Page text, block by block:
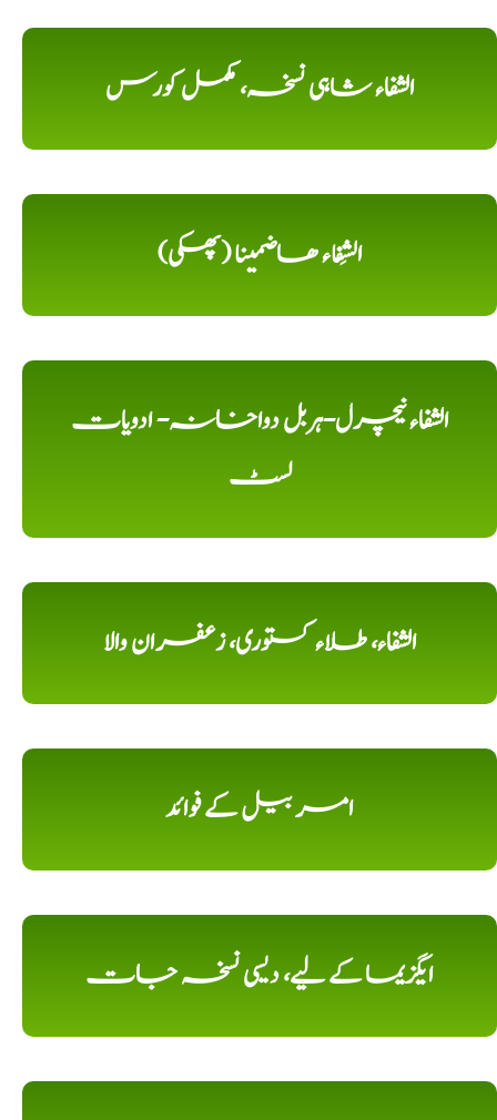
الشفاء شاہی نسخہ، مکمل کورس
الشِفاء ھاضمینا (پھکی)
الشفاء نیچرل-ہربل دواخانہ- ادویات
لسٹ
الشفاء، طلاء کستوری، زعفران والا
امر بیل کے فوائد
ایگزیما کے لیے، دیسی نسخہ جات